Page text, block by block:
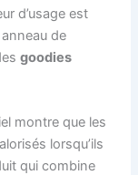
d’usage est
de
goodies
montre que les
lorsqu’ils
qui combine